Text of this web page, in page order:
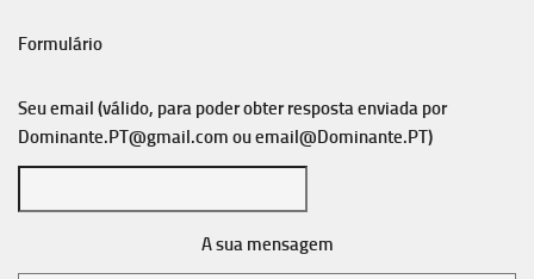
Formulário
Seu email (válido, para poder obter resposta enviada por
Dominante.PT@gmail.com ouemail@Dominante.PT)
A sua mensagem